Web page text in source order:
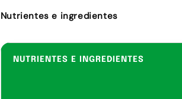
Nutrientes e ingredientes
NUTRIENTES E INGREDIENTES